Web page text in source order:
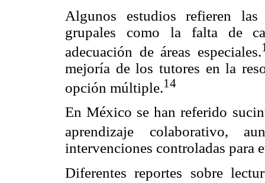
Algunos estudios refieren las
grupales como la falta de
adecuación de áreas especiales.
mejoría de los tutores en la
opción múltiple.14
En México se han referido
aprendizaje colaborativo,
intervenciones controladas para
Diferentes reportes sobre